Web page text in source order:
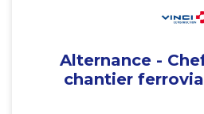
Alternance -
chantier